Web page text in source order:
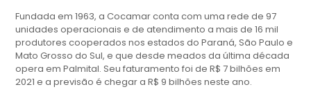
Fundada em 1963, a Cocamar conta com uma rede de 97
unidades operacionais e de atendimento a mais de 16 mil
produtores cooperados nos estados do Paraná, São Paulo e
Mato Grosso do Sul, e que desde meados da última década
opera em Palmital. Seu faturamento foi de R$ 7 bilhões em
2021 e a previsão é chegar a R$ 9 bilhões neste ano.